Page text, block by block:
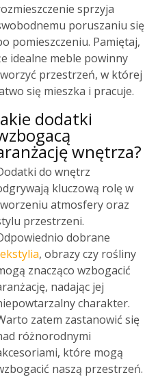
sprzyja
poruszaniu się
pomieszczeniu. Pamiętaj,
idealne meble powinny
przestrzeń, w której
się mieszka i pracuje.
dodatki
wnętrza?
do wnętrz
kluczową rolę w
atmosfery oraz
przestrzeni.
dobrane
, obrazy czy rośliny
znacząco wzbogacić
nadając jej
charakter.
zatem zastanowić się
różnorodnymi
które mogą
naszą przestrzeń.